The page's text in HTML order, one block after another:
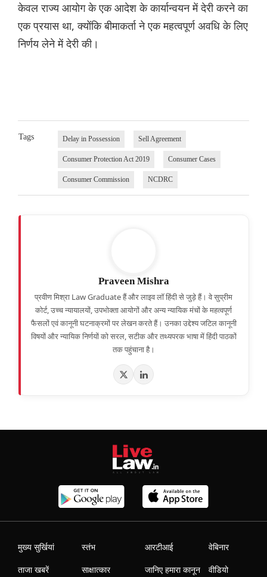
केवल राज्य आयोग के एक आदेश के कार्यान्वयन में देरी करने का
एक प्रयास था, क्योंकि बीमाकर्ता ने एक महत्वपूर्ण अवधि के लिए
निर्णय लेने में देरी की।
Tags Delay in Possession Sell Agreement
Consumer Protection Act 2019 Consumer Cases
Consumer Commission NCDRC
Praveen Mishra
प्रवीण मिश्रा Law Graduate हैं और लाइव लॉ हिंदी से जुड़े हैं। वे सुप्रीम
कोर्ट, उच्च न्यायालयों, उपभोक्ता आयोगों और अन्य न्यायिक मंचों के महत्वपूर्ण
फैसलों एवं कानूनी घटनाक्रमों पर लेखन करते हैं। उनका उद्देश्य जटिल कानूनी
विषयों और न्यायिक निर्णयों को सरल, सटीक और तथ्यपरक भाषा में हिंदी पाठकों
तक पहुंचाना है।
मुख्य सुर्खियां
ताजा खबरें
स्तंभ
साक्षात्कार
आरटीआई
जानिए हमारा कानून
वेबिनार
वीडियो